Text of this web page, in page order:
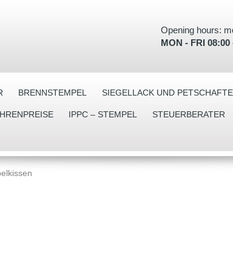
Opening hours:
MON - FRI 08:00
BRENNSTEMPEL SIEGELLACK UND PETSCHAFTE
IPPC – STEMPEL STEUERBERATER